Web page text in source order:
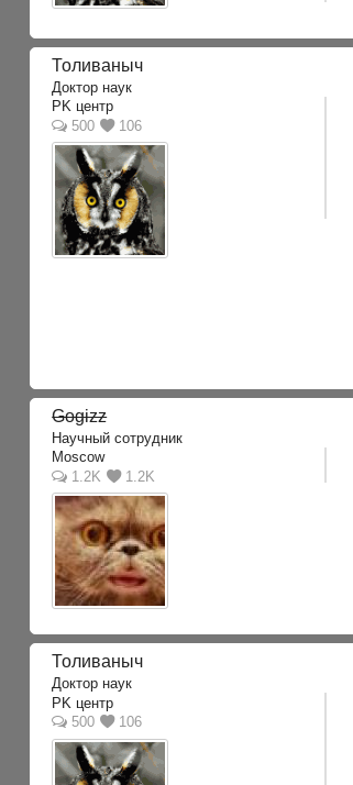
Толиваныч
Доктор наук
PK центр
500
106
Gogizz
Научный сотрудник
Moscow
1.2K
1.2K
Толиваныч
Доктор наук
PK центр
500
106